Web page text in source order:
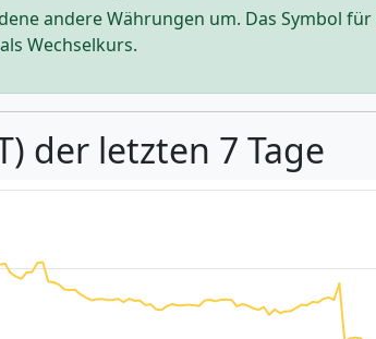
andere Währungen um. Das Symbol für
als Wechselkurs.
der letzten 7 Tage